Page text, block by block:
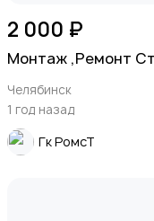
2 000 ₽
Монтаж ,Ремонт
Челябинск
1 год назад
Гк РомсТ